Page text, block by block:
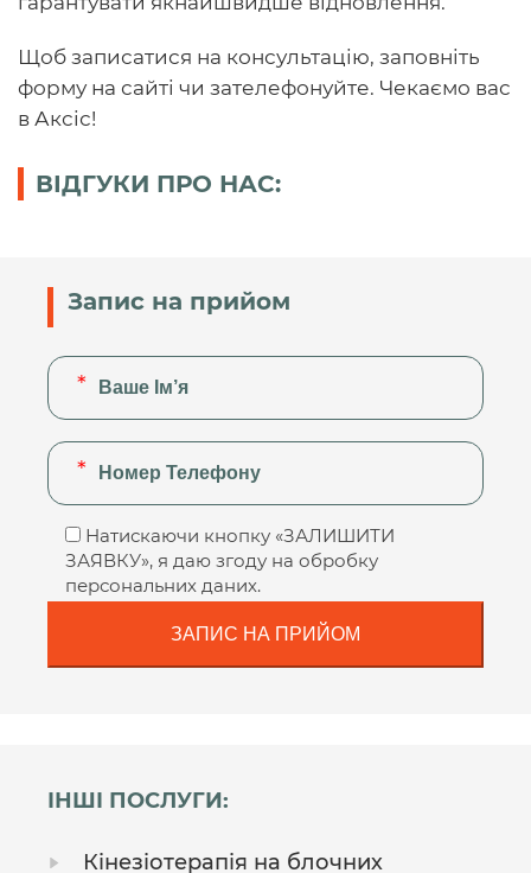
Щоб записатися на консультацію, заповніть
форму на сайті чи зателефонуйте. Чекаємо вас
в Аксіс!
ВІДГУКИ ПРО НАС:
Запис на прийом
Натискаючи кнопку «ЗАЛИШИТИ
ЗАЯВКУ», я даю згоду на обробку
персональних даних.
ІНШІ ПОСЛУГИ:
Кінезіотерапія на блочних